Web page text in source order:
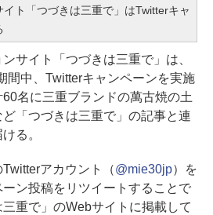
ト「つづきは三重で」はTwitterキャ
サイト「つづきは三重で」は、
間中、Twitterキャンペーンを実施
名に三重ブランドの萬古焼の土
「つづきは三重で」の記事と連
る。
Twitterアカウント（@mie30jp）を
ン投稿をリツイートすることで
重で」のWebサイトに掲載して